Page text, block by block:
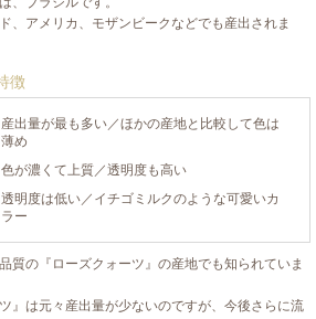
、アメリカ、モザンビークなどでも産出されま
徴
産出量が最も多い／ほかの産地と比較して色は
薄め
色が濃くて上質／透明度も高い
透明度は低い／イチゴミルクのような可愛いカ
ラー
質の『ローズクォーツ』の産地でも知られていま
』は元々産出量が少ないのですが、今後さらに流